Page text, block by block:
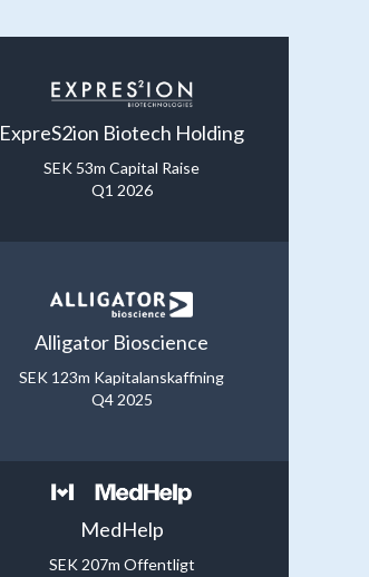
ExpreS2ion Biotech Holding
SEK 53m Capital Raise
Q1 2026
Alligator Bioscience
SEK 123m Kapitalanskaffning
Q4 2025
MedHelp
SEK 207m Offentligt